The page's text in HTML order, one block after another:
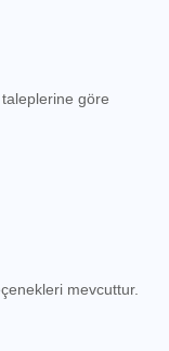
göre
mevcuttur.